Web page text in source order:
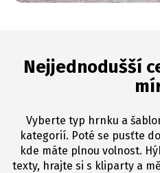
Nejjednodušší
Vyberte typ hrnku a
kategorií. Poté se pusťte
kde máte plnou volnost.
texty, hrajte si s kliparty a